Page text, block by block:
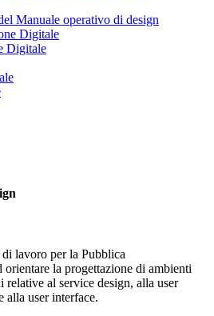
Manuale operativo di design
Digitale
lavoro per la Pubblica
orientare la progettazione di ambienti
al service design, alla user
alla user interface.